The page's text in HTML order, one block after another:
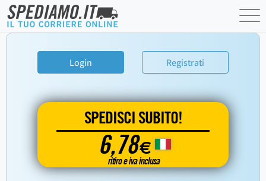
Login Registrati
SPEDISCI SUBITO!
6,78€
ritiro e iva inclusa